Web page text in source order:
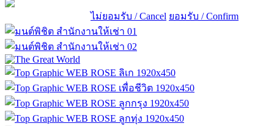
ไม่ยอมรับ / Cancel ยอมรับ / Confirm